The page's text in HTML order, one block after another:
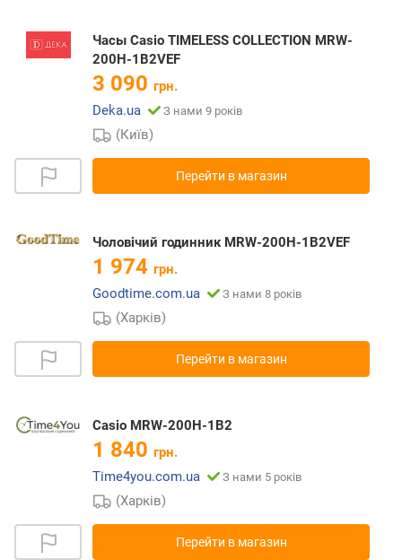
Часы Casio TIMELESS COLLECTION MRW-
200H-1B2VEF
3 090 грн.
Deka.ua
З нами 9 років
(Київ)
Перейти в магазин
Чоловічий годинник MRW-200H-1B2VEF
1 974 грн.
Goodtime.com.ua
З нами 8 років
(Харків)
Перейти в магазин
Casio MRW-200H-1B2
1 840 грн.
Time4you.com.ua
З нами 5 років
(Харків)
Перейти в магазин